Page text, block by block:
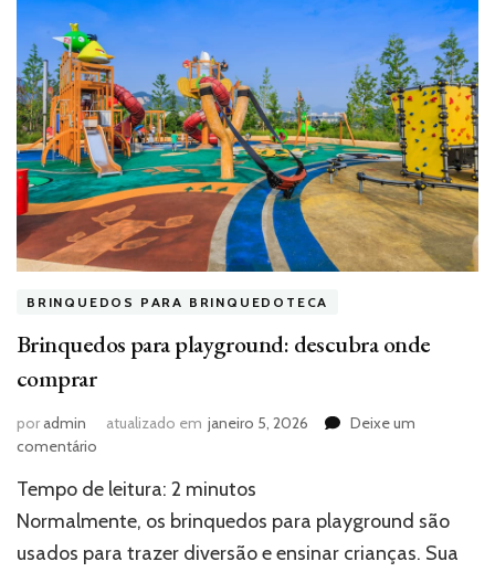
BRINQUEDOS PARA BRINQUEDOTECA
Brinquedos para playground: descubra onde
comprar
poradmin atualizado em janeiro 5, 2026
Deixe um
comentário
para
playground:
onde
Tempo de leitura: 2 minutos
Normalmente, os brinquedos para playground são
usados para trazer diversão e ensinar crianças. Sua